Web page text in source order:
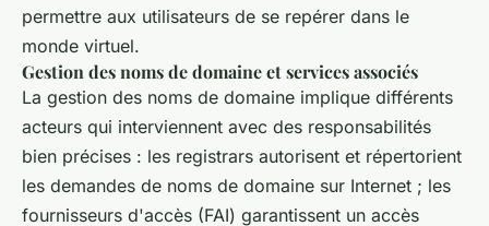
permettre aux utilisateurs de se repérer dans le
monde virtuel.
Gestion des noms de domaine et services associés
La gestion des noms de domaine implique différents
acteurs qui interviennent avec des responsabilités
bien précises : les registrars autorisent et répertorient
les demandes de noms de domaine sur Internet ; les
fournisseurs d'accès (FAI) garantissent un accès